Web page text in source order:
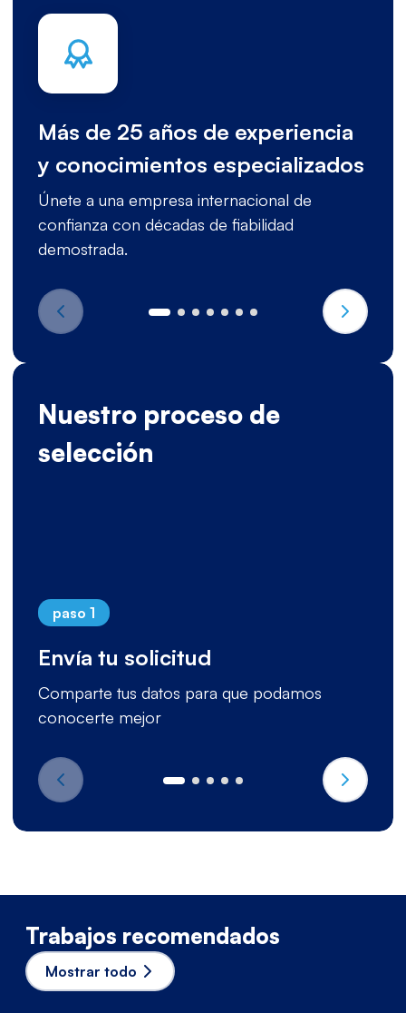
Más de 25 años de experiencia
y conocimientos especializados
Únete a una empresa internacional de
confianza con décadas de fiabilidad
demostrada.
Nuestro proceso de
selección
paso 1
Envía tu solicitud
Comparte tus datos para que podamos
conocerte mejor
Trabajos recomendados
Mostrar todo